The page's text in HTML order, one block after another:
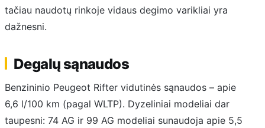
tačiau naudotų rinkoje vidaus degimo varikliai yra
dažnesni.
Degalų sąnaudos
Benzininio Peugeot Rifter vidutinės sąnaudos – apie
6,6 l/100 km (pagal WLTP). Dyzeliniai modeliai dar
taupesni: 74 AG ir 99 AG modeliai sunaudoja apie 5,5